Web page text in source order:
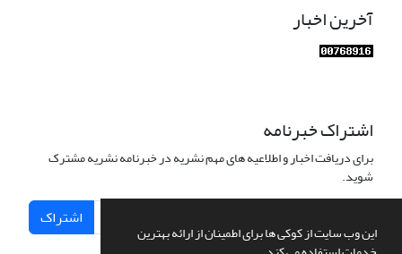
این وب سایت از کوکی ها برای اطمینان از ارائه بهترین
آخرین اخبار
اشتراک خبرنامه
برای دریافت اخبار و اطلاعیه های مهم نشریه در خبرنامه نشریه مشترک
شوید.
اشتراک